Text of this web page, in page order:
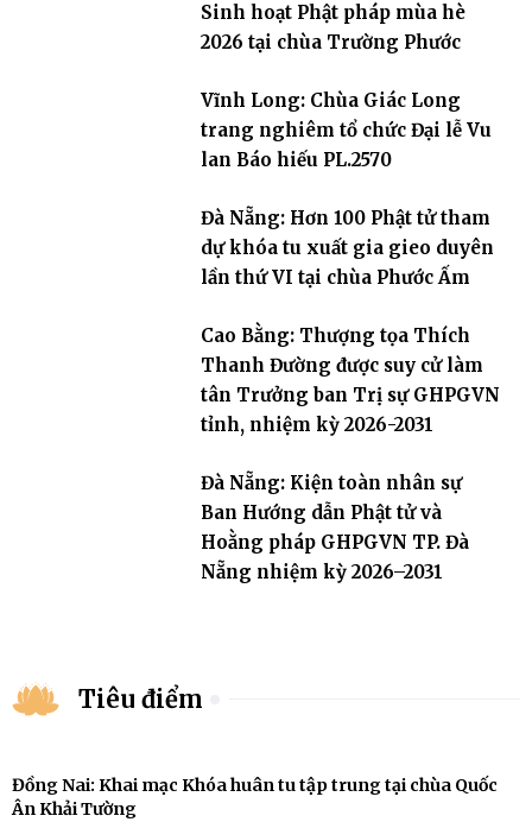
Sinh hoạt Phật pháp mùa hè
2026 tại chùa Trường Phước
Vĩnh Long: Chùa Giác Long
trang nghiêm tổ chức Đại lễ Vu
lan Báo hiếu PL.2570
Đà Nẵng: Hơn 100 Phật tử tham
dự khóa tu xuất gia gieo duyên
lần thứ VI tại chùa Phước Ấm
Cao Bằng: Thượng tọa Thích
Thanh Đường được suy cử làm
tân Trưởng ban Trị sự GHPGVN
tỉnh, nhiệm kỳ 2026-2031
Đà Nẵng: Kiện toàn nhân sự
Ban Hướng dẫn Phật tử và
Hoằng pháp GHPGVN TP. Đà
Nẵng nhiệm kỳ 2026–2031
Tiêu điểm
Đồng Nai: Khai mạc Khóa huân tu tập trung tại chùa Quốc
Ân Khải Tường